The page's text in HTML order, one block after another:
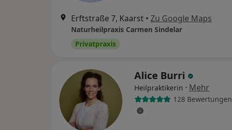
Erftstraße 7, Kaarst • Zu Google Maps
Naturheilpraxis Carmen Sindelar
Privatpraxis
Alice Burri
Heilpraktikerin · Mehr
128 Bewertungen